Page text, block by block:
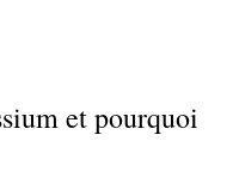
et pourquoi